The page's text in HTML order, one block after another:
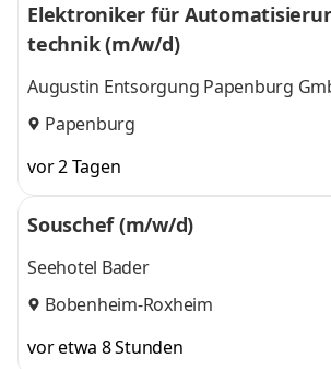
Elektroniker für
technik (m/w/d)
Augustin Entsorgung Papenburg
Co. KG
Papenburg
vor 2 Tagen
Souschef (m/w/d)
Seehotel Bader
Bobenheim-Roxheim
vor etwa 8 Stunden